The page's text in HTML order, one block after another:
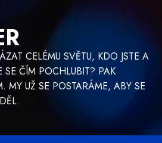
CELÉMU SVĚTU, KDO JSTE A
SE ČÍM POCHLUBIT? PAK
MY UŽ SE POSTARÁME, ABY SE